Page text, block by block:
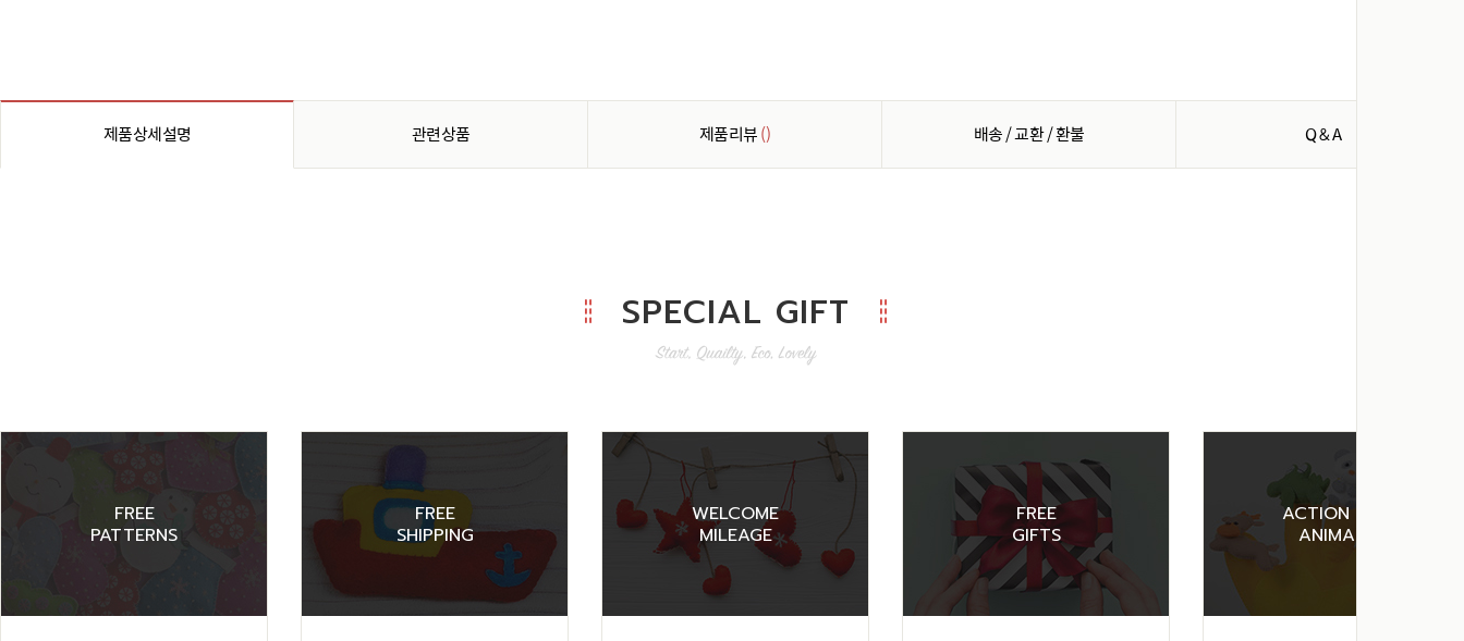
제품상세설명 관련상품 제품리뷰() 배송 / 교환 / 환불 Q & A
SPECIAL GIFT
FREE
PATTERNS
FREE
SHIPPING
WELCOME
MILEAGE
FREE
GIFTS
ACTION FOR
ANIMALS